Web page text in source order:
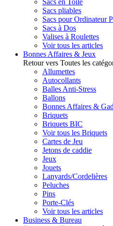
Sacs en Toile
Sacs pliables
Sacs pour Ordinateur
Sacs à Dos
Valises à Roulettes
Voir tous les articles
Bonnes Affaires & Jeux
Retour vers Toutes les
Allumettes
Autocollants
Balles Anti-Stress
Ballons
Bonnes Affaires &
Briquets
Briquets BIC
Voir tous les Briquets
Cartes de Jeu
Jetons de caddie
Jeux
Jouets
Lanyards/Cordelières
Peluches
Pins
Porte-Clés
Voir tous les articles
Business & Bureau